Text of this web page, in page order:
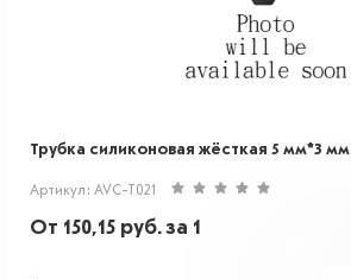
Трубка силиконовая жёсткая 5 мм*3 мм
Артикул: AVC-T021
От 150,15 руб.за 1